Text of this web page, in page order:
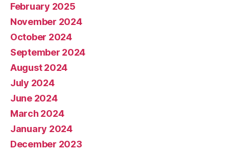
February 2025
November 2024
October 2024
September 2024
August 2024
July 2024
June 2024
March 2024
January 2024
December 2023